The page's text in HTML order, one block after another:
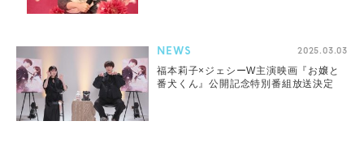
NEWS 2025.03.03
福本莉子×ジェシーW主演映画『お嬢と
番犬くん』公開記念特別番組放送決定